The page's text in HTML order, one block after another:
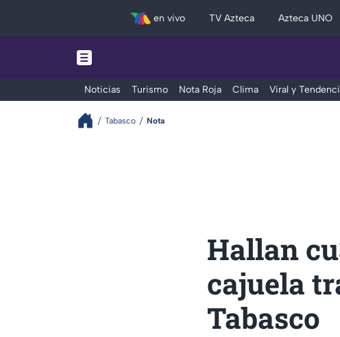
en vivo TV Azteca Azteca UNO
Noticias Turismo Nota Roja Clima Viral y
Tabasco Nota
Hallan
cajuela
Tabasco